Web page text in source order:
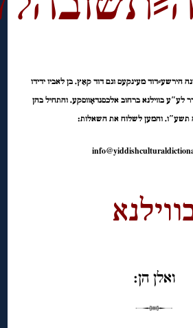
הירשע⸗דוד מעינקעס וגם דוד קאַץ. בן לאביו ידידו
לע″ע בווילנא ברחוב אלכסנדאָווסקע. והתחיל בהן
תשע″ו. והמען לשלוח את השאלות:
ואלן הן: